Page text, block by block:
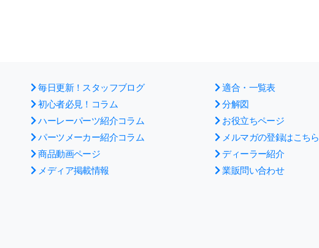
毎日更新！スタッフブログ
初心者必見！コラム
ハーレーパーツ紹介コラム
パーツメーカー紹介コラム
商品動画ページ
メディア掲載情報
適合・一覧表
分解図
お役立ちページ
メルマガの登録はこちら
ディーラー紹介
業販問い合わせ